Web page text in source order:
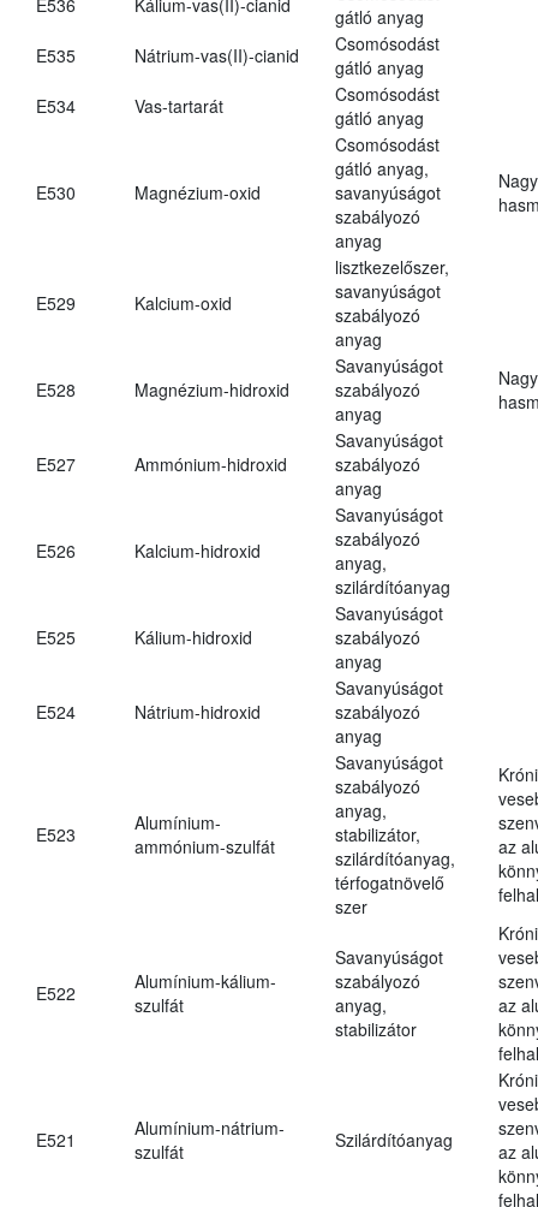
gátló anyag
E535
Nátrium-vas(II)-cianid
Csomósodást
gátló anyag
E534
Vas-tartarát
Csomósodást
gátló anyag
E530 Magnézium-oxid
Csomósodást
gátló anyag,
savanyúságot
szabályozó
anyag
E529 Kalcium-oxid
lisztkezelőszer,
savanyúságot
szabályozó
anyag
E528 Magnézium-hidroxid
Savanyúságot
szabályozó
anyag
E527 Ammónium-hidroxid
Savanyúságot
szabályozó
anyag
E526 Kalcium-hidroxid
Savanyúságot
szabályozó
anyag,
szilárdítóanyag
E525 Kálium-hidroxid
Savanyúságot
szabályozó
anyag
E524 Nátrium-hidroxid
Savanyúságot
szabályozó
anyag
E523
Alumínium-
ammónium-szulfát
Savanyúságot
szabályozó
anyag,
stabilizátor,
szilárdítóanyag,
térfogatnövelő
szer
az
E522
Alumínium-kálium-
szulfát
Savanyúságot
szabályozó
anyag,
stabilizátor
az
E521
Alumínium-nátrium-
szulfát
Szilárdítóanyag
az